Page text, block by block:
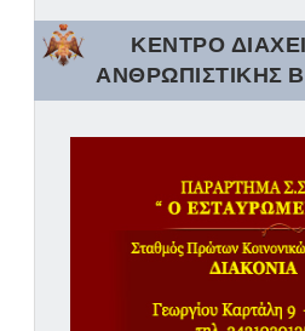
ΚΕΝΤΡΟ
ΑΝΘΡΩΠΙΣΤΙΚΗΣ